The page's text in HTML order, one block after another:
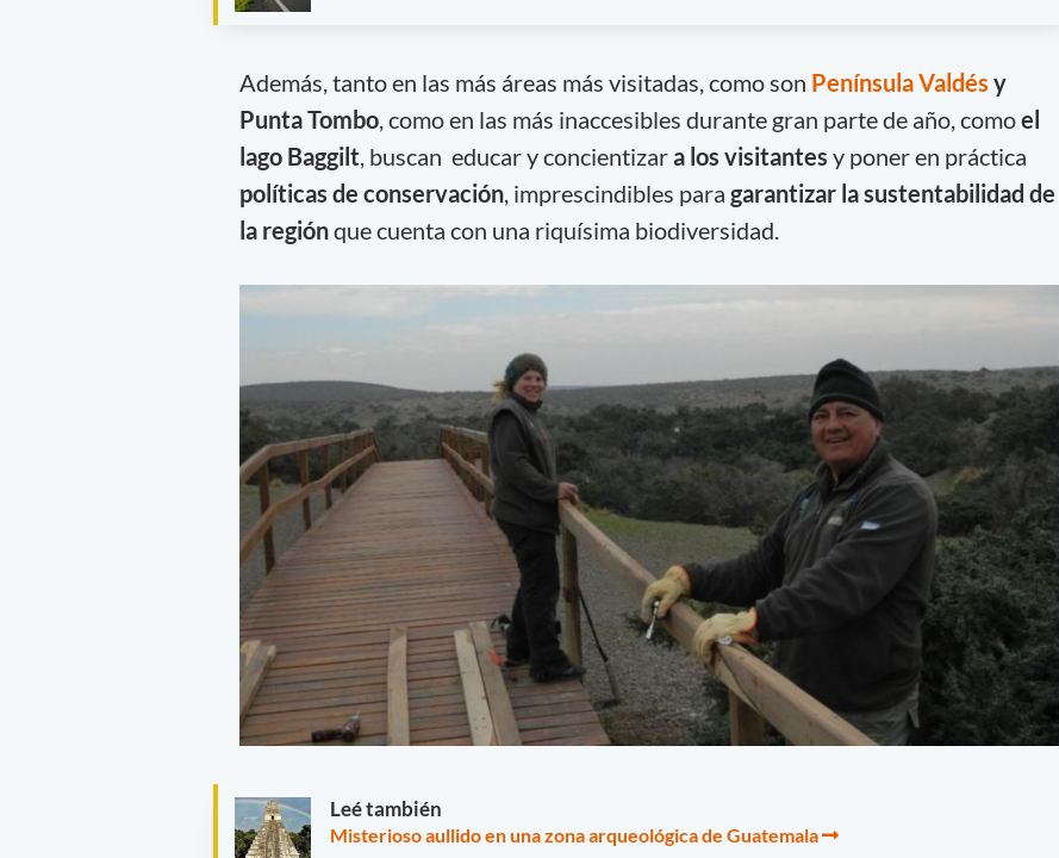
Además, tanto en las más áreas más visitadas, como son Península Valdés y
Punta Tombo, como en las más inaccesibles durante gran parte de año, comoel
lago Baggilt , buscan educar y concientizara los visitantes y poner en práctica
políticas de conservación, imprescindibles para garantizar la sustentabilidad de
la regiónque cuenta con una riquísima biodiversidad.
Leé también
Misterioso aullido en una zona arqueológica de Guatemala